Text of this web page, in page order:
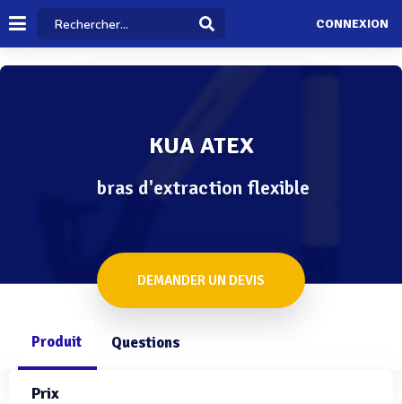
CONNEXION
KUA ATEX
bras d'extraction flexible
DEMANDER UN DEVIS
Produit Questions
Prix